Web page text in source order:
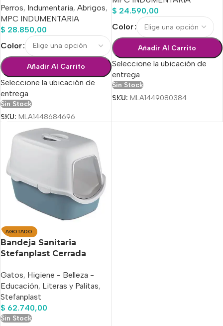
Perros, Indumentaria, Abrigos,
MPC INDUMENTARIA
$ 28.850,00
Color
Añadir Al Carrito
Seleccione la ubicación de
entrega
Sin Stock
SKU: MLA1448684696
$ 24.590,00
Color
Añadir Al Carrito
Seleccione la ubicación de
entrega
Sin Stock
SKU: MLA1449080384
AGOTADO
Bandeja Sanitaria
Stefanplast Cerrada
Gatos, Higiene - Belleza -
Educación, Literas y Palitas,
Stefanplast
$ 62.740,00
Sin Stock